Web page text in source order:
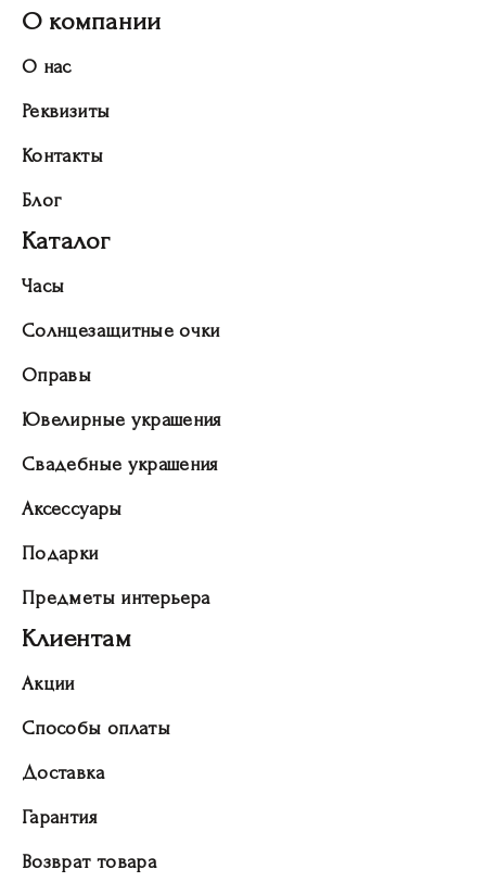
О компании
О нас
Реквизиты
Контакты
Блог
Каталог
Часы
Солнцезащитные очки
Оправы
Ювелирные украшения
Свадебные украшения
Аксессуары
Подарки
Предметы интерьера
Клиентам
Акции
Способы оплаты
Доставка
Гарантия
Возврат товара